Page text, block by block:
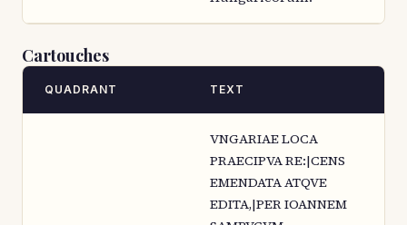
Cartouches
QUADRANT TEXT
VNGARIAE LOCA
PRAECIPVA RE:|CENS
EMENDATA ATQVE
EDITA,|PER IOANNEM